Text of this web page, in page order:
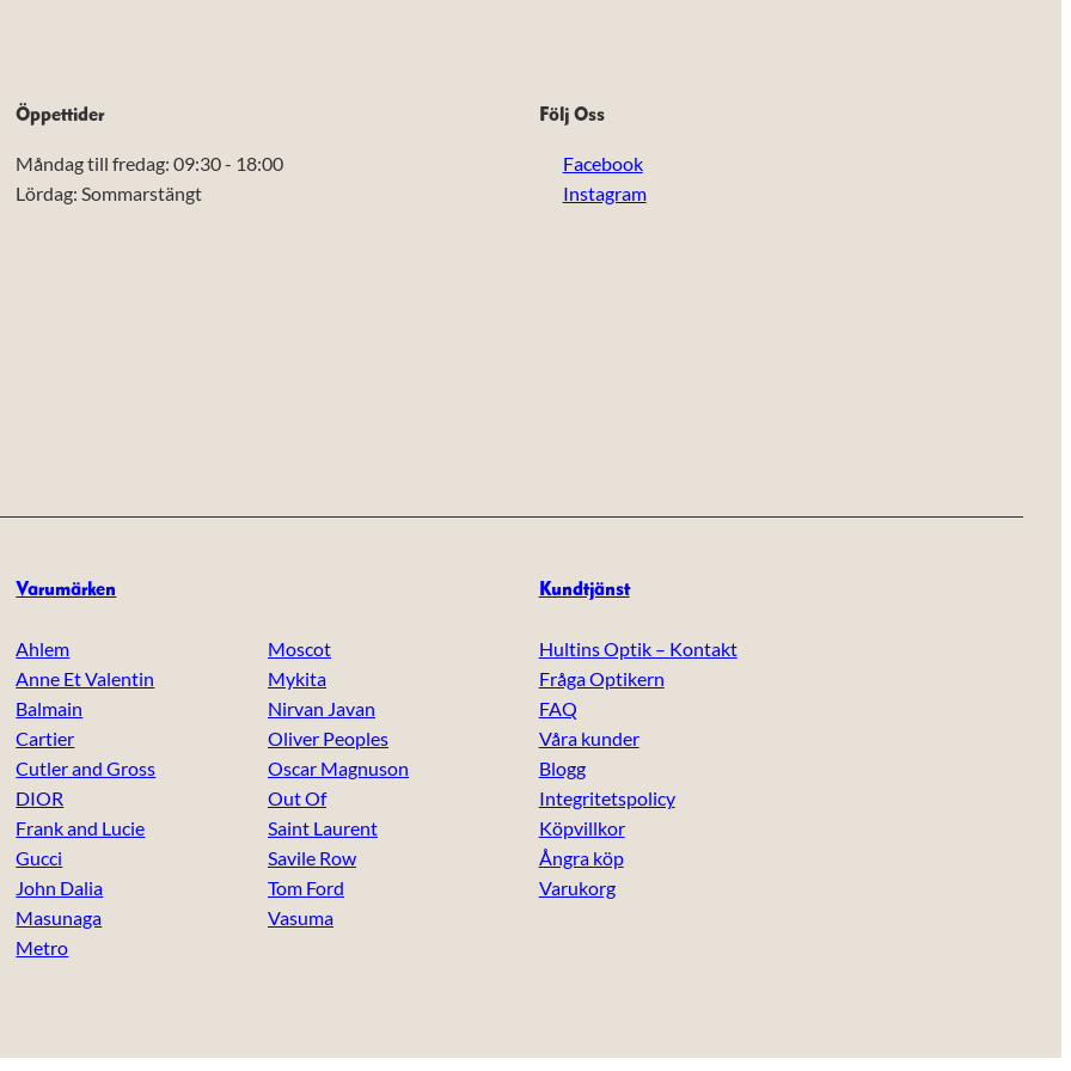
Öppettider
Måndag till fredag: 09:30 - 18:00
Lördag: Sommarstängt
Följ Oss
Facebook
Instagram
Varumärken
Ahlem
Anne Et Valentin
Balmain
Cartier
Cutler and Gross
DIOR
Frank and Lucie
Gucci
John Dalia
Masunaga
Metro
Moscot
Mykita
Nirvan Javan
Oliver Peoples
Oscar Magnuson
Out Of
Saint Laurent
Savile Row
Tom Ford
Vasuma
Kundtjänst
Hultins Optik – Kontakt
Fråga Optikern
FAQ
Våra kunder
Blogg
Integritetspolicy
Köpvillkor
Ångra köp
Varukorg